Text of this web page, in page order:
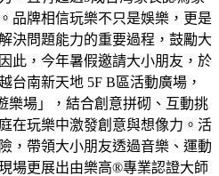
品牌相信玩樂不只是娛樂，更是
決問題能力的重要過程，鼓勵大
此，今年暑假邀請大小朋友，於
台南新天地 5F B區活動廣場，
樂場」，結合創意拼砌、互動挑
在玩樂中激發創意與想像力。活
，帶領大小朋友透過音樂、運動
場更展出由樂高®專業認證大師